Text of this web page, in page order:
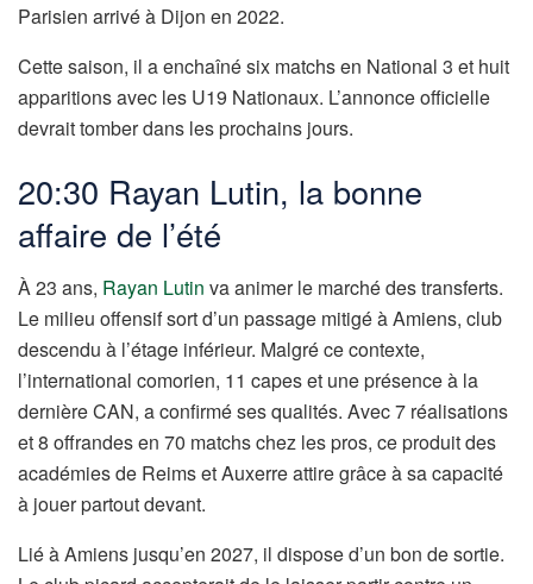
Parisien arrivé à Dijon en 2022.
Cette saison, il a enchaîné six matchs en National 3 et huit
apparitions avec les U19 Nationaux. L’annonce officielle
devrait tomber dans les prochains jours.
20:30 Rayan Lutin, la bonne
affaire de l’été
À 23 ans, Rayan Lutin va animer le marché des transferts.
Le milieu offensif sort d’un passage mitigé à Amiens, club
descendu à l’étage inférieur. Malgré ce contexte,
l’international comorien, 11 capes et une présence à la
dernière CAN, a confirmé ses qualités. Avec 7 réalisations
et 8 offrandes en 70 matchs chez les pros, ce produit des
académies de Reims et Auxerre attire grâce à sa capacité
à jouer partout devant.
Lié à Amiens jusqu’en 2027, il dispose d’un bon de sortie.